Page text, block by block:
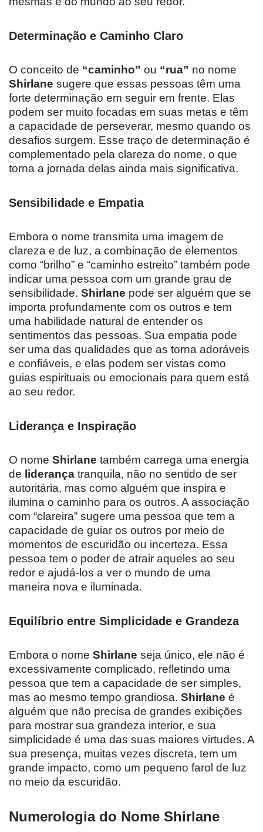
Determinação e Caminho Claro
O conceito de “caminho” ou “rua” no nome
Shirlane sugere que essas pessoas têm uma
forte determinação em seguir em frente. Elas
podem ser muito focadas em suas metas e têm
a capacidade de perseverar, mesmo quando os
desafios surgem. Esse traço de determinação é
complementado pela clareza do nome, o que
torna a jornada delas ainda mais significativa.
Sensibilidade e Empatia
Embora o nome transmita uma imagem de
clareza e de luz, a combinação de elementos
como “brilho” e “caminho estreito” também pode
indicar uma pessoa com um grande grau de
sensibilidade. Shirlane pode ser alguém que se
importa profundamente com os outros e tem
uma habilidade natural de entender os
sentimentos das pessoas. Sua empatia pode
ser uma das qualidades que as torna adoráveis
e confiáveis, e elas podem ser vistas como
guias espirituais ou emocionais para quem está
ao seu redor.
Liderança e Inspiração
O nome Shirlane também carrega uma energia
de liderança tranquila, não no sentido de ser
autoritária, mas como alguém que inspira e
ilumina o caminho para os outros. A associação
com “clareira” sugere uma pessoa que tem a
capacidade de guiar os outros por meio de
momentos de escuridão ou incerteza. Essa
pessoa tem o poder de atrair aqueles ao seu
redor e ajudá-los a ver o mundo de uma
maneira nova e iluminada.
Equilíbrio entre Simplicidade e Grandeza
Embora o nome Shirlane seja único, ele não é
excessivamente complicado, refletindo uma
pessoa que tem a capacidade de ser simples,
mas ao mesmo tempo grandiosa. Shirlane é
alguém que não precisa de grandes exibições
para mostrar sua grandeza interior, e sua
simplicidade é uma das suas maiores virtudes. A
sua presença, muitas vezes discreta, tem um
grande impacto, como um pequeno farol de luz
no meio da escuridão.
Numerologia do Nome Shirlane